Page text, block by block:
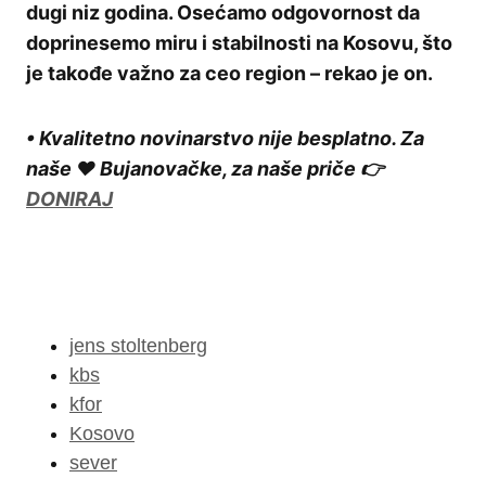
dugi niz godina. Osećamo odgovornost da
doprinesemo miru i stabilnosti na Kosovu, što
je takođe važno za ceo region – rekao je on.
• Kvalitetno novinarstvo nije besplatno. Za
naše ❤️ Bujanovačke, za naše priče 👉
DONIRAJ
jens stoltenberg
kbs
kfor
Kosovo
sever